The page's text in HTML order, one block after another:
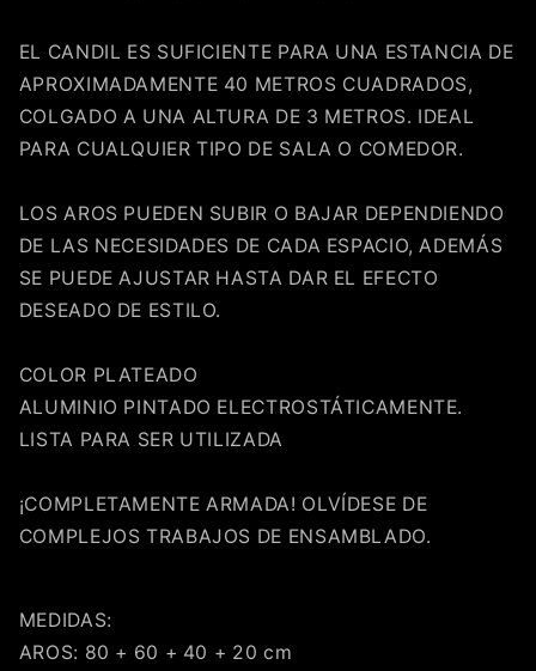
EL CANDIL ES SUFICIENTE PARA UNA ESTANCIA DE
APROXIMADAMENTE 40 METROS CUADRADOS,
COLGADO A UNA ALTURA DE 3 METROS. IDEAL
PARA CUALQUIER TIPO DE SALA O COMEDOR.
LOS AROS PUEDEN SUBIR O BAJAR DEPENDIENDO
DE LAS NECESIDADES DE CADA ESPACIO, ADEMÁS
SE PUEDE AJUSTAR HASTA DAR EL EFECTO
DESEADO DE ESTILO.
COLOR PLATEADO
ALUMINIO PINTADO ELECTROSTÁTICAMENTE.
LISTA PARA SER UTILIZADA
¡COMPLETAMENTE ARMADA! OLVÍDESE DE
COMPLEJOS TRABAJOS DE ENSAMBLADO.
MEDIDAS:
AROS: 80 + 60 + 40 + 20 cm
Compra ahora y paga a meses
sin tarjeta de crédito
1 Agrega tu producto al carrito yelige
pagar con Meses sin Tarjeta.
3